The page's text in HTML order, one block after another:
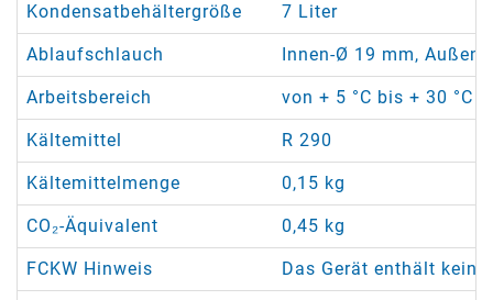
Kondensatbehältergröße 7 Liter
Ablaufschlauch Innen-Ø 19 mm,
Arbeitsbereich von + 5 °C bis + 30 °C
Kältemittel R 290
Kältemittelmenge 0,15 kg
CO₂-Äquivalent 0,45 kg
FCKW Hinweis Das Gerät enthält